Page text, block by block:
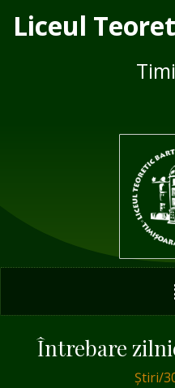
Liceul
Întrebare
Știri/
navigation